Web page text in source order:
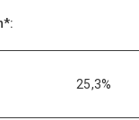
25,3%